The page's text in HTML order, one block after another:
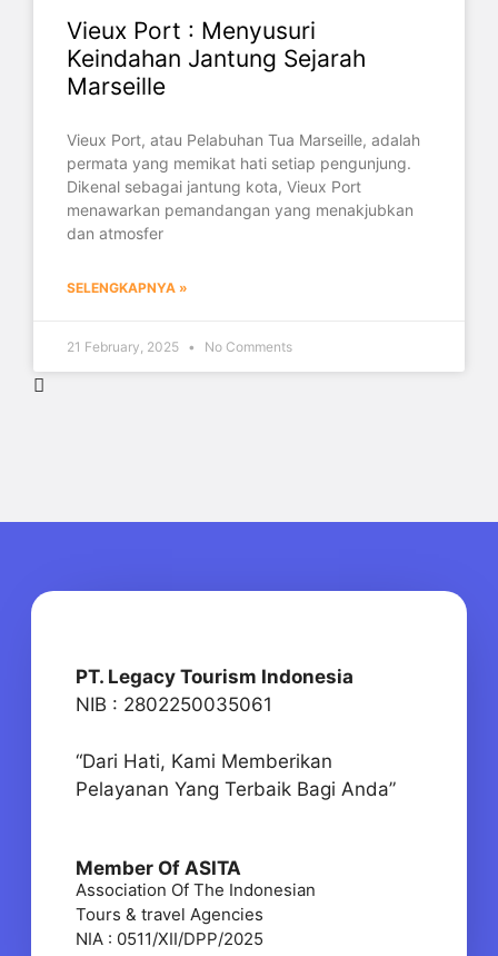
Vieux Port : Menyusuri
Keindahan Jantung Sejarah
Marseille
Vieux Port, atau Pelabuhan Tua Marseille, adalah
permata yang memikat hati setiap pengunjung.
Dikenal sebagai jantung kota, Vieux Port
menawarkan pemandangan yang menakjubkan
dan atmosfer
SELENGKAPNYA »
21 February, 2025 No Comments
PT. Legacy Tourism Indonesia
NIB : 2802250035061
“Dari Hati, Kami Memberikan
Pelayanan Yang Terbaik Bagi Anda”
Member Of ASITA
Association Of The Indonesian
Tours & travel Agencies
NIA : 0511/XII/DPP/2025